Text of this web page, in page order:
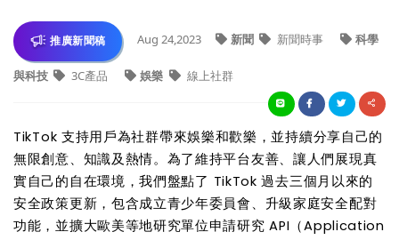
推廣新聞稿 Aug 24,2023 新聞 新聞時事 科學
與科技 3C產品 娛樂 線上社群
TikTok 支持用戶為社群帶來娛樂和歡樂，並持續分享自己的
無限創意、知識及熱情。為了維持平台友善、讓人們展現真
實自己的自在環境，我們盤點了 TikTok過去三個月以來的
安全政策更新，包含成立青少年委員會、升級家庭安全配對
功能，並擴大歐美等地研究單位申請研究 API （Application